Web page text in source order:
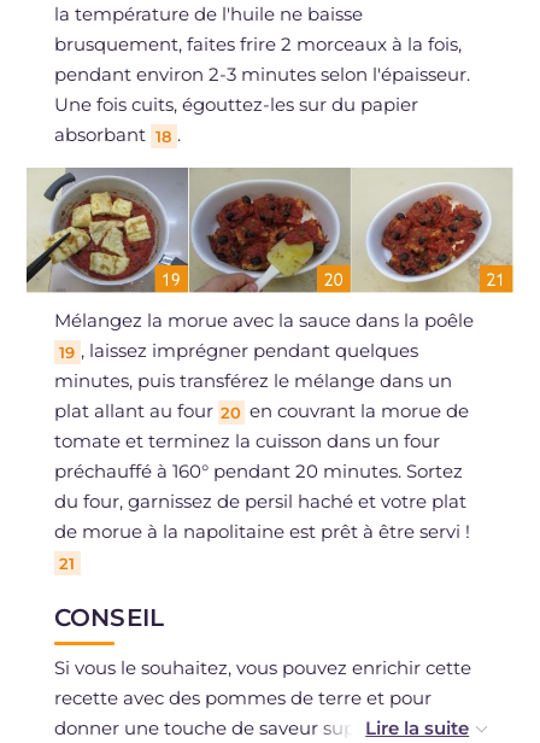
la température de l'huile ne baisse
brusquement, faites frire 2 morceaux à la fois,
pendant environ 2-3 minutes selon l'épaisseur.
Une fois cuits, égouttez-les sur du papier
absorbant 18 .
Mélangez la morue avec la sauce dans la poêle
19 , laissez imprégner pendant quelques
minutes, puis transférez le mélange dans un
plat allant au four 20 en couvrant la morue de
tomate et terminez la cuisson dans un four
préchauffé à 160° pendant 20 minutes. Sortez
du four, garnissez de persil haché et votre plat
de morue à la napolitaine est prêt à être servi !
21
CONSEIL
Si vous le souhaitez, vous pouvez enrichir cette
recette avec des pommes de terre et pour
donner une touche de saveur supplémentaire,